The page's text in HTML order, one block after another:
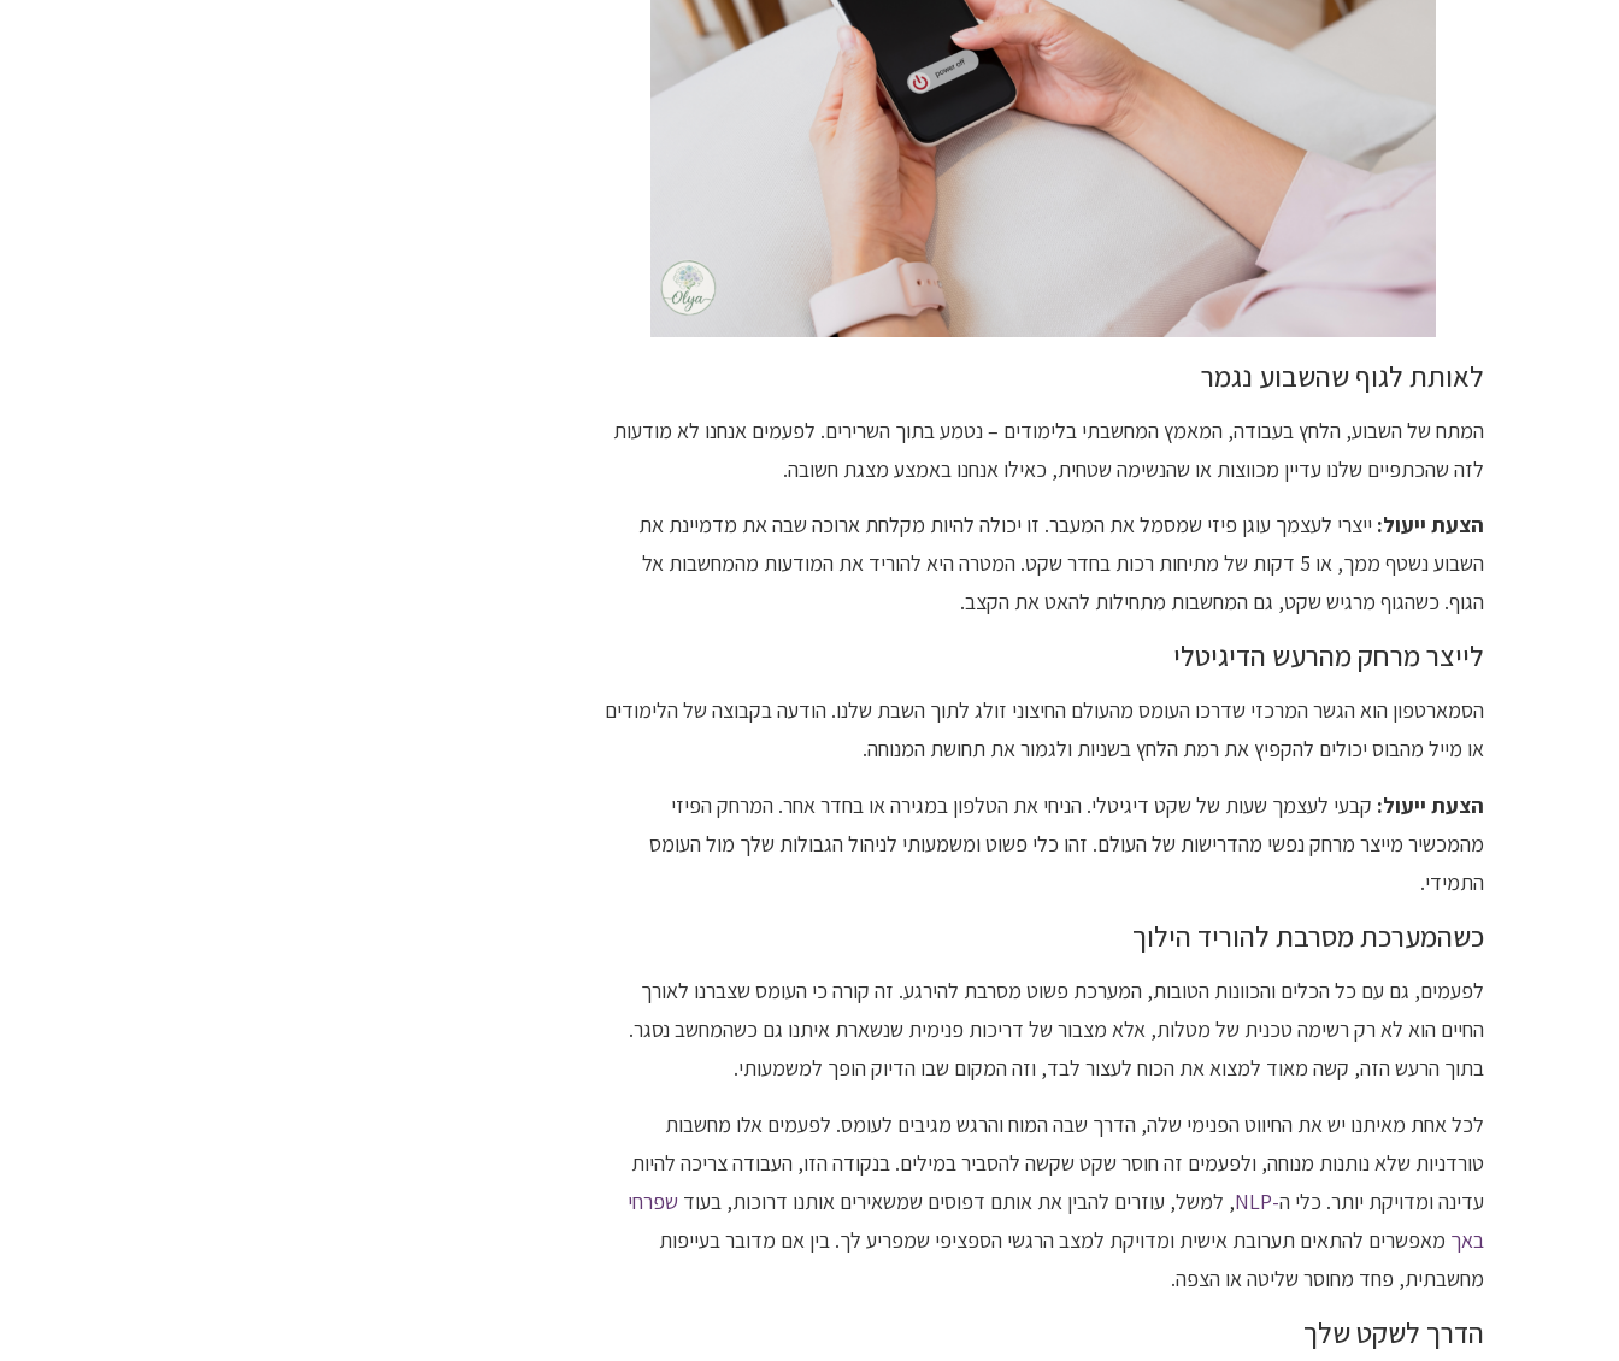
לאותת לגוף שהשבוע נגמר
המתח של השבוע, הלחץ בעבודה, המאמץ המחשבתי בלימודים – נטמע בתוך השרירים. לפעמים אנחנו לא מודעות
לזה שהכתפיים שלנו עדיין מכווצות או שהנשימה שטחית, כאילו אנחנו באמצע מצגת חשובה.
הצעת ייעול: ייצרי לעצמך עוגן פיזי שמסמל את המעבר. זו יכולה להיות מקלחת ארוכה שבה את מדמיינת את
השבוע נשטף ממך, או 5 דקות של מתיחות רכות בחדר שקט. המטרה היא להוריד את המודעות מהמחשבות אל
הגוף. כשהגוף מרגיש שקט, גם המחשבות מתחילות להאט את הקצב.
לייצר מרחק מהרעש הדיגיטלי
הסמארטפון הוא הגשר המרכזי שדרכו העומס מהעולם החיצוני זולג לתוך השבת שלנו. הודעה בקבוצה של הלימודים
או מייל מהבוס יכולים להקפיץ את רמת הלחץ בשניות ולגמור את תחושת המנוחה.
הצעת ייעול: קבעי לעצמך שעות של שקט דיגיטלי. הניחי את הטלפון במגירה או בחדר אחר. המרחק הפיזי
מהמכשיר מייצר מרחק נפשי מהדרישות של העולם. זהו כלי פשוט ומשמעותי לניהול הגבולות שלך מול העומס
התמידי.
כשהמערכת מסרבת להוריד הילוך
לפעמים, גם עם כל הכלים והכוונות הטובות, המערכת פשוט מסרבת להירגע. זה קורה כי העומס שצברנו לאורך
החיים הוא לא רק רשימה טכנית של מטלות, אלא מצבור של דריכות פנימית שנשארת איתנו גם כשהמחשב נסגר.
בתוך הרעש הזה, קשה מאוד למצוא את הכוח לעצור לבד, וזה המקום שבו הדיוק הופך למשמעותי.
לכל אחת מאיתנו יש את החיווט הפנימי שלה, הדרך שבה המוח והרגש מגיבים לעומס. לפעמים אלו מחשבות
טורדניות שלא נותנות מנוחה, ולפעמים זה חוסר שקט שקשה להסביר במילים. בנקודה הזו, העבודה צריכה להיות
עדינה ומדויקת יותר. כלי ה-NLP , למשל, עוזרים להבין את אותם דפוסים שמשאירים אותנו דרוכות, בעוד שפרחי
באך מאפשרים להתאים תערובת אישית ומדויקת למצב הרגשי הספציפי שמפריע לך. בין אם מדובר בעייפות
מחשבתית, פחד מחוסר שליטה או הצפה.
הדרך לשקט שלך